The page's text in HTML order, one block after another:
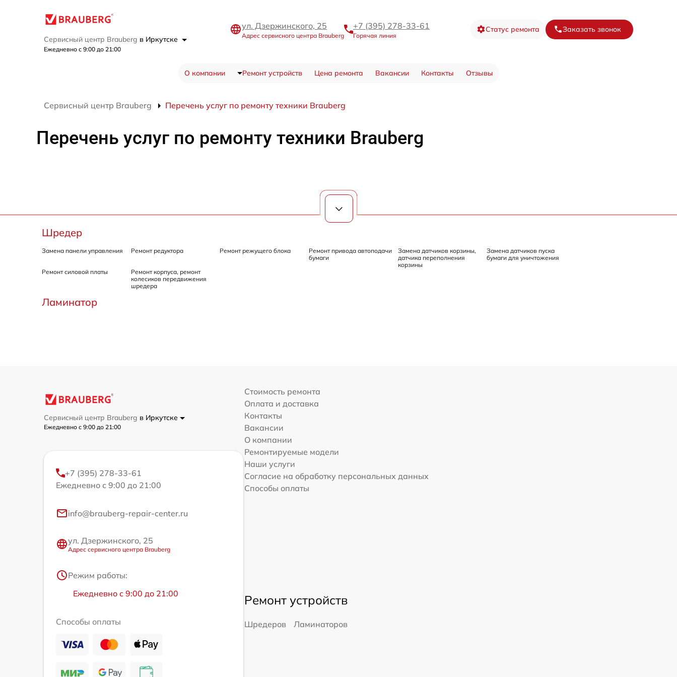
Сервисный центр Brauberg в Иркутске
Ежедневно с 9:00 до 21:00
ул. Дзержинского, 25
Адрес сервисного центра Brauberg
+7 (395) 278-33-61
Горячая линия
Статус ремонта Заказать звонок
О компании Ремонт устройств Цена ремонта Вакансии Контакты Отзывы
Сервисный центр Brauberg Перечень услуг по ремонту техники Brauberg
Перечень услуг по ремонту техники Brauberg
Шредер
Замена панели управления Ремонт редуктора Ремонт режущего блока
Ремонт привода автоподачи
бумаги
Замена датчиков корзины,
датчика переполнения
корзины
Замена датчиков пуска
бумаги для уничтожения
Ремонт силовой платы
Ремонт корпуса, ремонт
колесиков передвижения
шредера
Ламинатор
Сервисный центр Brauberg в Иркутске
Ежедневно с 9:00 до 21:00
+7 (395) 278-33-61
Ежедневно с 9:00 до 21:00
info@brauberg-repair-center.ru
ул. Дзержинского, 25
Адрес сервисного центра Brauberg
Режим работы:
Ежедневно с 9:00 до 21:00
Способы оплаты
Стоимость ремонта
Оплата и доставка
Контакты
Вакансии
О компании
Ремонтируемые модели
Наши услуги
Согласие на обработку персональных данных
Способы оплаты
Ремонт устройств
Шредеров Ламинаторов